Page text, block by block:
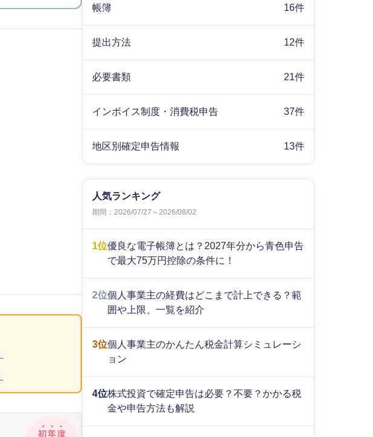
帳簿 16件
提出方法 12件
必要書類 21件
インボイス制度・消費税申告 37件
地区別確定申告情報 13件
人気ランキング
期間：2026/07/27～2026/08/02
1位優良な電子帳簿とは？2027年分から青色申告
で最大75万円控除の条件に！
2位個人事業主の経費はどこまで計上できる？範
囲や上限、一覧を紹介
3位個人事業主のかんたん税金計算シミュレーシ
ョン
4位株式投資で確定申告は必要？不要？かかる税
金や申告方法も解説